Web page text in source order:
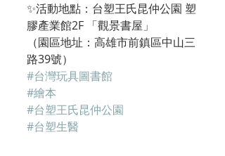
✨活動地點：台塑王氏昆仲公園 塑
膠產業館2F 「觀景書屋」
（園區地址：高雄市前鎮區中山三
路39號）
#台灣玩具圖書館
#繪本
#台塑王氏昆仲公園
#台塑生醫